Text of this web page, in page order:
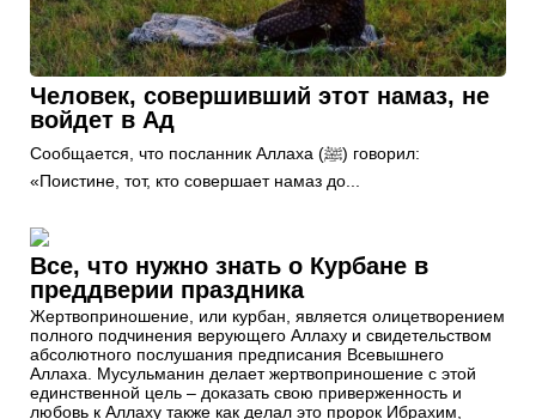
Человек, совершивший этот намаз, не
войдет в Ад
Сообщается, что посланник Аллаха (ﷺ) говорил:
«Поистине, тот, кто совершает намаз до...
Все, что нужно знать о Курбане в
преддверии праздника
Жертвоприношение, или курбан, является олицетворением
полного подчинения верующего Аллаху и свидетельством
абсолютного послушания предписания Всевышнего
Аллаха. Мусульманин делает жертвоприношение с этой
единственной цель – доказать свою приверженность и
любовь к Аллаху также как делал это пророк Ибрахим,